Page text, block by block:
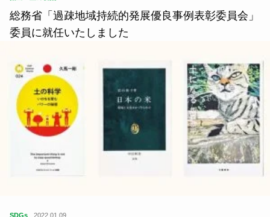
総務省「過疎地域持続的発展優良事例表彰委員会」
委員に就任いたしました
SDGs 2022.01.09